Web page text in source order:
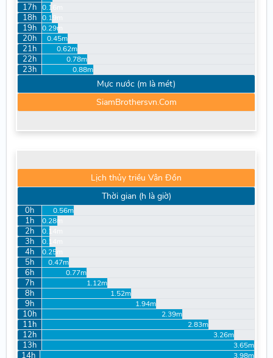
17h 0.16m
18h 0.19m
19h 0.29m
20h 0.45m
21h 0.62m
22h 0.78m
23h 0.88m
Mực nước (m là mét)
SiamBrothersvn.Com
Lịch thủy triều Vân Đồn
Thời gian (h là giờ)
0h 0.56m
1h 0.28m
2h 0.14m
3h 0.14m
4h 0.25m
5h 0.47m
6h 0.77m
7h 1.12m
8h 1.52m
9h 1.94m
10h 2.39m
11h 2.83m
12h 3.26m
13h 3.65m
14h 3.98m